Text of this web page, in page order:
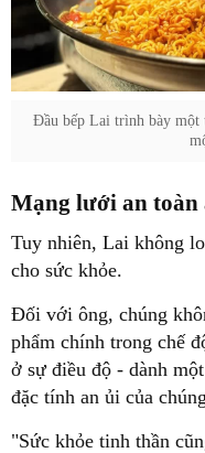
Đầu bếp Lai trình bày một
Mạng lưới an toàn
Tuy nhiên, Lai không
cho sức khỏe.
Đối với ông, chúng
phẩm chính trong chế
ở sự điều độ - dành
đặc tính an ủi của
"Sức khỏe tinh thần